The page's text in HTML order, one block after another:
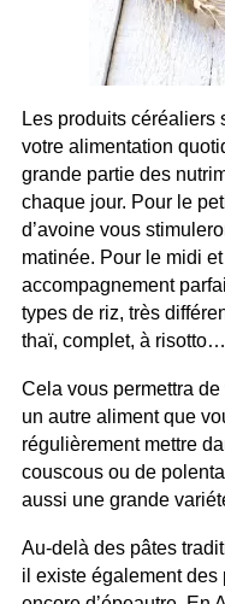
Les produits
votre alimentation
grande partie des
chaque jour. Pour le
d’avoine vous
matinée. Pour le midi
accompagnement
types de riz, très
thaï, complet, à risotto…
Cela vous permettra
un autre aliment que
régulièrement mettre
couscous ou de
aussi une grande
Au-delà des pâtes
il existe également des